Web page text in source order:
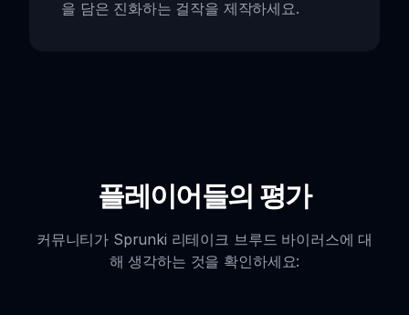
을 담은 진화하는 걸작을 제작하세요.
플레이어들의 평가
커뮤니티가 Sprunki 리테이크 브루드 바이러스에 대
해 생각하는 것을 확인하세요: